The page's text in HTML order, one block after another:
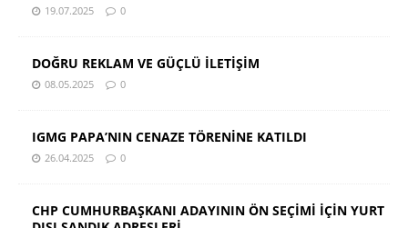
19.07.2025 0
DOĞRU REKLAM VE GÜÇLÜ İLETİŞİM
08.05.2025 0
IGMG PAPA’NIN CENAZE TÖRENİNE KATILDI
26.04.2025 0
CHP CUMHURBAŞKANI ADAYININ ÖN SEÇİMİ İÇİN YURT